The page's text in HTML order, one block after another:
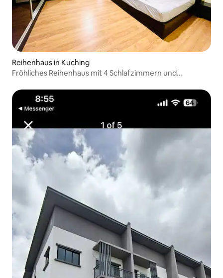
Reihenhaus in Kuching
Fröhliches Reihenhaus mit 4 Schlafzimmern und